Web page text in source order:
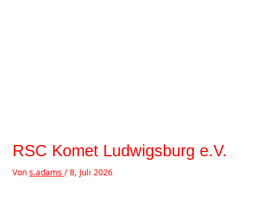
RSC Komet Ludwigsburg e.V.
Vons.adams/8, Juli 2026